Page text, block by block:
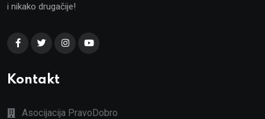
i nikako drugačije!
Kontakt
Asocijacija PravoDobro